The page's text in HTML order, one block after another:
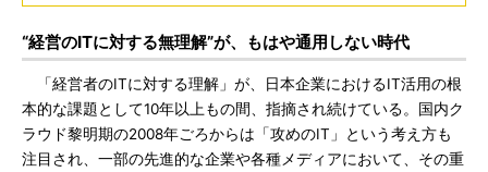
“経営のITに対する無理解”が、もはや通用しない時代
「経営者のITに対する理解」が、日本企業におけるIT活用の根
本的な課題として10年以上もの間、指摘され続けている。国内ク
ラウド黎明期の2008年ごろからは「攻めのIT」という考え方も
注目され、一部の先進的な企業や各種メディアにおいて、その重